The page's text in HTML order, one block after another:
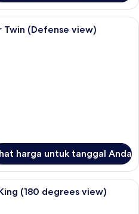
Seprai premium, brankas, meja
Twin (Defense view)
harga untuk tanggal Anda
Seprai premium, brankas, meja
(180 degrees view)